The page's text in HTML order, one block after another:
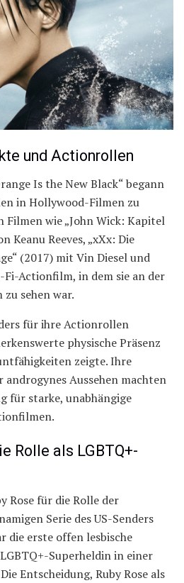
und Actionrollen
Is the New Black“ begann
in Hollywood-Filmen zu
Filmen wie „John Wick: Kapitel
Keanu Reeves, „xXx: Die
(2017) mit Vin Diesel und
Fi-Actionfilm, in dem sie an der
zu sehen war.
für ihre Actionrollen
physische Präsenz
zeigte. Ihre
Aussehen machten
für starke, unabhängige
Rolle als LGBTQ+-
Rose für die Rolle der
Serie des US-Senders
die erste offen lesbische
Superheldin in einer
Entscheidung, Ruby Rose als